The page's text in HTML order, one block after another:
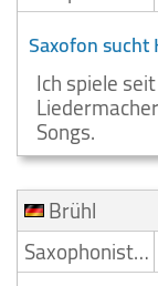
Saxofon sucht
Ich spiele
Songs.
Brühl
Saxophonist/Saxophonspieler